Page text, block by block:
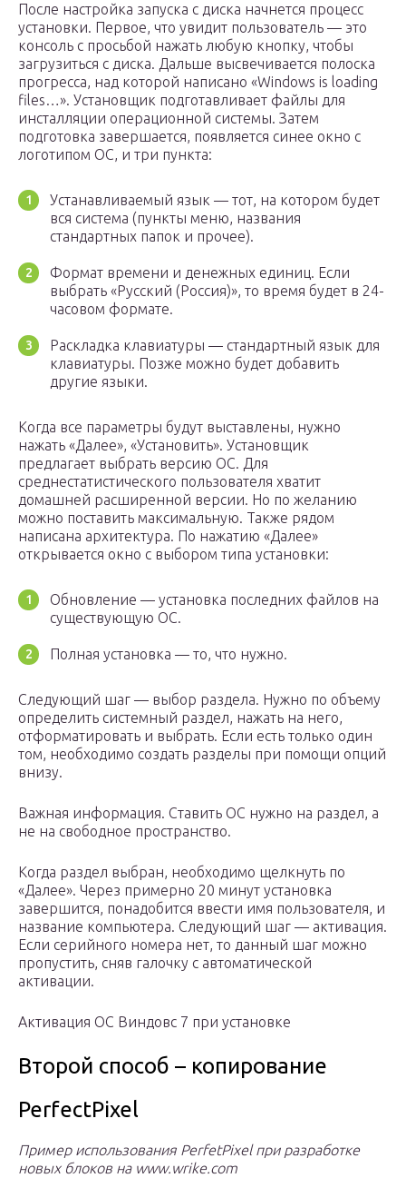
После настройка запуска с диска начнется процесс
установки. Первое, что увидит пользователь — это
консоль с просьбой нажать любую кнопку, чтобы
загрузиться с диска. Дальше высвечивается полоска
прогресса, над которой написано «Windows is loading
files…». Установщик подготавливает файлы для
инсталляции операционной системы. Затем
подготовка завершается, появляется синее окно с
логотипом ОС, и три пункта:
Устанавливаемый язык — тот, на котором будет
вся система (пункты меню, названия
стандартных папок и прочее).
Формат времени и денежных единиц. Если
выбрать «Русский (Россия)», то время будет в 24-
часовом формате.
Раскладка клавиатуры — стандартный язык для
клавиатуры. Позже можно будет добавить
другие языки.
Когда все параметры будут выставлены, нужно
нажать «Далее», «Установить». Установщик
предлагает выбрать версию ОС. Для
среднестатистического пользователя хватит
домашней расширенной версии. Но по желанию
можно поставить максимальную. Также рядом
написана архитектура. По нажатию «Далее»
открывается окно с выбором типа установки:
Обновление — установка последних файлов на
существующую ОС.
Полная установка — то, что нужно.
Следующий шаг — выбор раздела. Нужно по объему
определить системный раздел, нажать на него,
отформатировать и выбрать. Если есть только один
том, необходимо создать разделы при помощи опций
внизу.
Важная информация. Ставить ОС нужно на раздел, а
не на свободное пространство.
Когда раздел выбран, необходимо щелкнуть по
«Далее». Через примерно 20 минут установка
завершится, понадобится ввести имя пользователя, и
название компьютера. Следующий шаг — активация.
Если серийного номера нет, то данный шаг можно
пропустить, сняв галочку с автоматической
активации.
Активация ОС Виндовс 7 при установке
Второй способ – копирование
PerfectPixel
Пример использования PerfetPixel при разработке
новых блоков на www.wrike.com